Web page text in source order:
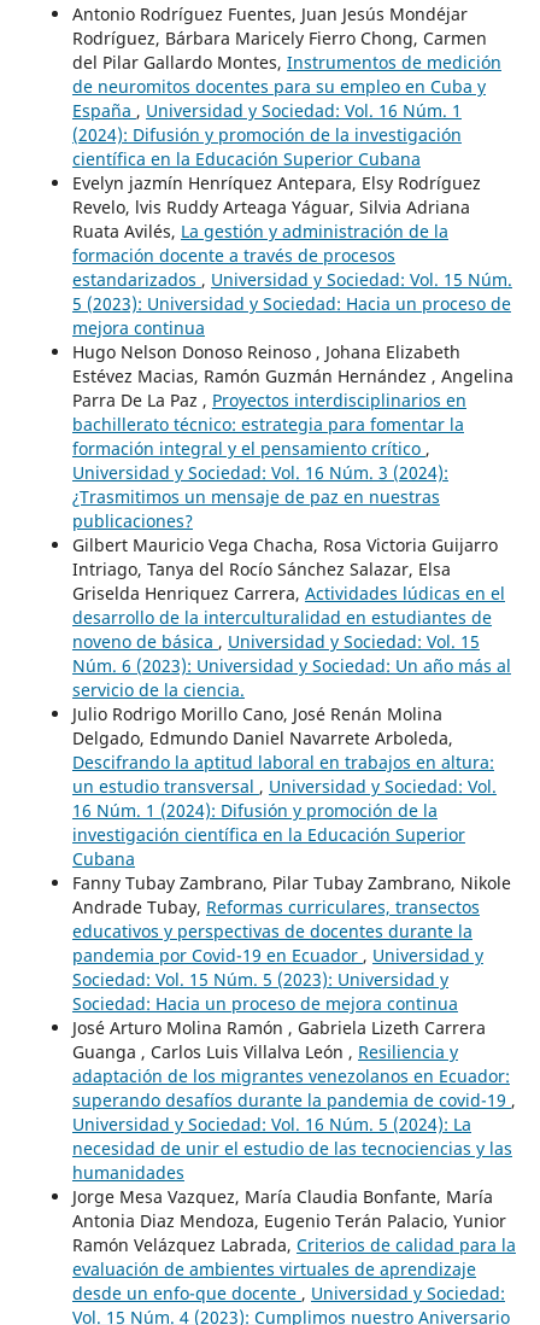
Antonio Rodríguez Fuentes, Juan Jesús Mondéjar
Rodríguez, Bárbara Maricely Fierro Chong, Carmen
del Pilar Gallardo Montes, Instrumentos de medición
de neuromitos docentes para su empleo en Cuba y
España , Universidad y Sociedad: Vol. 16 Núm. 1
(2024): Difusión y promoción de la investigación
científica en la Educación Superior Cubana
Evelyn jazmín Henríquez Antepara, Elsy Rodríguez
Revelo, lvis Ruddy Arteaga Yáguar, Silvia Adriana
Ruata Avilés, La gestión y administración de la
formación docente a través de procesos
estandarizados , Universidad y Sociedad: Vol. 15 Núm.
5 (2023): Universidad y Sociedad: Hacia un proceso de
mejora continua
Hugo Nelson Donoso Reinoso , Johana Elizabeth
Estévez Macias, Ramón Guzmán Hernández , Angelina
Parra De La Paz , Proyectos interdisciplinarios en
bachillerato técnico: estrategia para fomentar la
formación integral y el pensamiento crítico ,
Universidad y Sociedad: Vol. 16 Núm. 3 (2024):
¿Trasmitimos un mensaje de paz en nuestras
publicaciones?
Gilbert Mauricio Vega Chacha, Rosa Victoria Guijarro
Intriago, Tanya del Rocío Sánchez Salazar, Elsa
Griselda Henriquez Carrera, Actividades lúdicas en el
desarrollo de la interculturalidad en estudiantes de
noveno de básica , Universidad y Sociedad: Vol. 15
Núm. 6 (2023): Universidad y Sociedad: Un año más al
servicio de la ciencia.
Julio Rodrigo Morillo Cano, José Renán Molina
Delgado, Edmundo Daniel Navarrete Arboleda,
Descifrando la aptitud laboral en trabajos en altura:
un estudio transversal , Universidad y Sociedad: Vol.
16 Núm. 1 (2024): Difusión y promoción de la
investigación científica en la Educación Superior
Cubana
Fanny Tubay Zambrano, Pilar Tubay Zambrano, Nikole
Andrade Tubay, Reformas curriculares, transectos
educativos y perspectivas de docentes durante la
pandemia por Covid-19 en Ecuador , Universidad y
Sociedad: Vol. 15 Núm. 5 (2023): Universidad y
Sociedad: Hacia un proceso de mejora continua
José Arturo Molina Ramón , Gabriela Lizeth Carrera
Guanga , Carlos Luis Villalva León , Resiliencia y
adaptación de los migrantes venezolanos en Ecuador:
superando desafíos durante la pandemia de covid-19 ,
Universidad y Sociedad: Vol. 16 Núm. 5 (2024): La
necesidad de unir el estudio de las tecnociencias y las
humanidades
Jorge Mesa Vazquez, María Claudia Bonfante, María
Antonia Diaz Mendoza, Eugenio Terán Palacio, Yunior
Ramón Velázquez Labrada, Criterios de calidad para la
evaluación de ambientes virtuales de aprendizaje
desde un enfo-que docente , Universidad y Sociedad:
Vol. 15 Núm. 4 (2023): Cumplimos nuestro Aniversario